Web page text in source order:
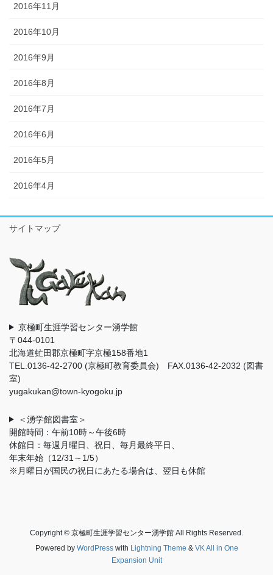
2016年11月
2016年10月
2016年9月
2016年8月
2016年7月
2016年6月
2016年5月
2016年4月
サイトマップ
京極町生涯学習センター湧学館
〒044-0101
北海道虻田郡京極町字京極158番地1
TEL.0136-42-2700 (京極町教育委員会) FAX.0136-42-2032 (図書
室)
yugakukan@town-kyogoku.jp
＜湧学館図書室＞
開館時間：午前10時～午後6時
休館日：毎週月曜日、祝日、毎月最終平日、
年末年始（12/31～1/5）
※月曜日が国民の祝日にあたる場合は、翌日も休館
Copyright © 京極町生涯学習センター湧学館 All Rights Reserved.
Powered by WordPresswith Lightning Theme & VK All in One
Expansion Unit